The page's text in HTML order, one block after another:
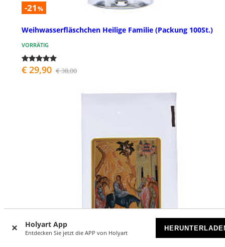
Holyart App
Entdecken Sie jetzt die APP von Holyart
-21 %
Weihwasserfläschchen Heilige Familie (Packung 100St.)
VORRÄTIG
€ 29,90 € 38,00